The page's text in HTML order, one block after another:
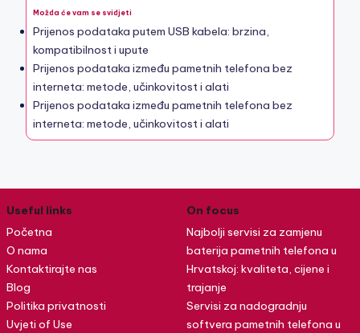
Možda će vam se svidjeti
Prijenos podataka putem USB kabela: brzina,
kompatibilnost i upute
Prijenos podataka između pametnih telefona bez
interneta: metode, učinkovitost i alati
Prijenos podataka između pametnih telefona bez
interneta: metode, učinkovitost i alati
Useful links
Početna
O nama
Kontaktirajte nas
Blog
Politika privatnosti
Uvjeti of Use
On focus
Najbolji servisi za zamjenu
baterija pametnih telefona u
Hrvatskoj: kvaliteta, cijene i
trajanje
Servisi za nadogradnju
softvera pametnih telefona u